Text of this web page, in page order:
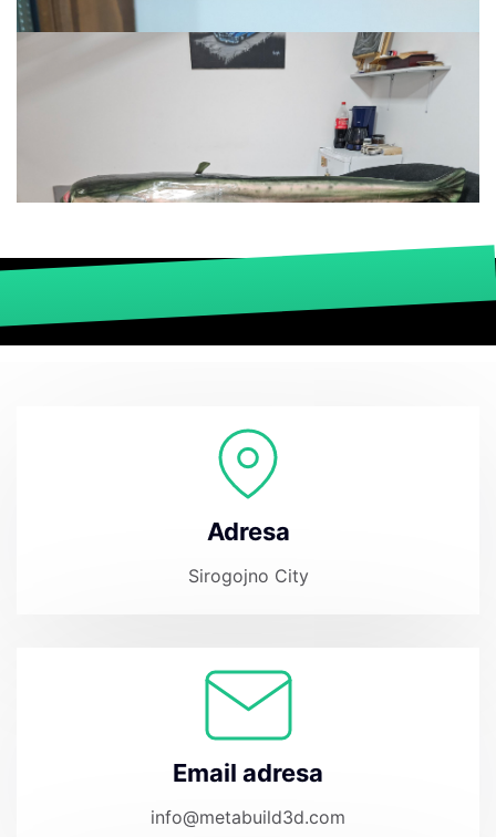
Adresa
Sirogojno City
Email adresa
info@metabuild3d.com